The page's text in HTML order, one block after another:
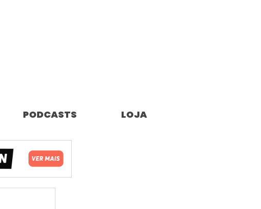
PODCASTS LOJA